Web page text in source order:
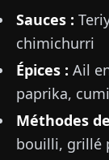
Sauces :
chimichurri
Épices : Ail
paprika,
Méthodes
bouilli, grillé